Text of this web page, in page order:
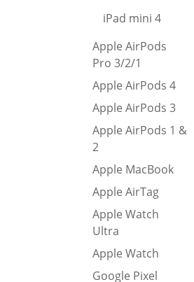
iPad mini 4
Apple AirPods
Pro 3/2/1
Apple AirPods 4
Apple AirPods 3
Apple AirPods 1 &
2
Apple MacBook
Apple AirTag
Apple Watch
Ultra
Apple Watch
Google Pixel